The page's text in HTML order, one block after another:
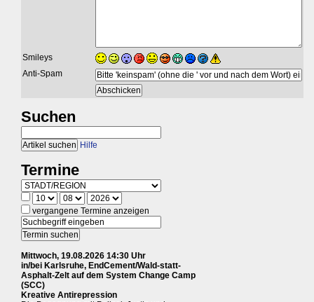
Smileys
Anti-Spam
Suchen
Hilfe
Termine
vergangene Termine anzeigen
Mittwoch, 19.08.2026 14:30 Uhr
in/bei Karlsruhe, EndCement/Wald-statt-
Asphalt-Zelt auf dem System Change Camp
(SCC)
Kreative Antirepression